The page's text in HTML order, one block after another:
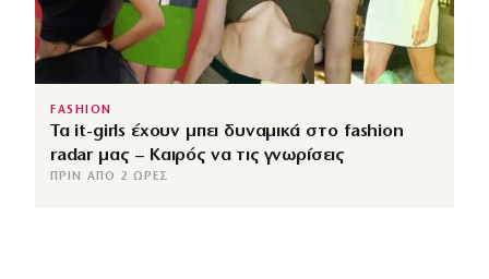
FASHION
Τα it-girls έχουν μπει δυναμικά στο fashion
radar μας – Καιρός να τις γνωρίσεις
ΠΡΙΝ ΑΠΌ 2 ΏΡΕΣ